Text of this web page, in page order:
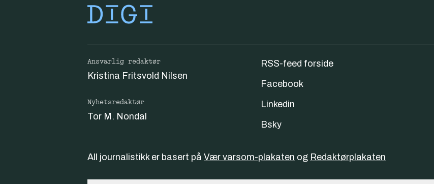
Ansvarlig redaktør
Kristina Fritsvold Nilsen
Nyhetsredaktør
Tor M. Nondal
RSS-feed forside
Facebook
Linkedin
Bsky
All journalistikk er basert på Vær varsom-plakaten og Redaktørplakaten